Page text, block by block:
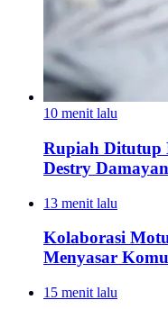
10 menit lalu
Rupiah Ditutup
Destry
13 menit lalu
Kolaborasi
Menyasar
15 menit lalu